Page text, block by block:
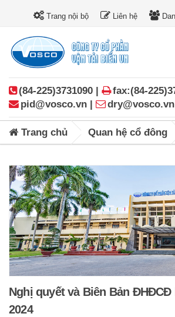
Trang nội bộ Liên hệ
(84-225)3731090 |
fax:(84-
pid@vosco.vn |
dry@vosco.vn
Trang chủ Quan hệ cổ đông
Nghị quyết và Biên Bản
2024